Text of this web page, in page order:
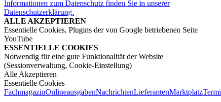
Informationen zum Datenschutz finden Sie in unserer
Datenschutzerklärung.
ALLE AKZEPTIEREN
Essentielle Cookies, Plugins der von Google betriebenen Seite
YouTube
ESSENTIELLE COOKIES
Notwendig für eine gute Funktionalität der Website
(Sessionverwaltung, Cookie-Einstellung)
Alle Akzeptieren
Essentielle Cookies
FachmagazinOnlineausgabenNachrichtenLieferantenMarktplatz